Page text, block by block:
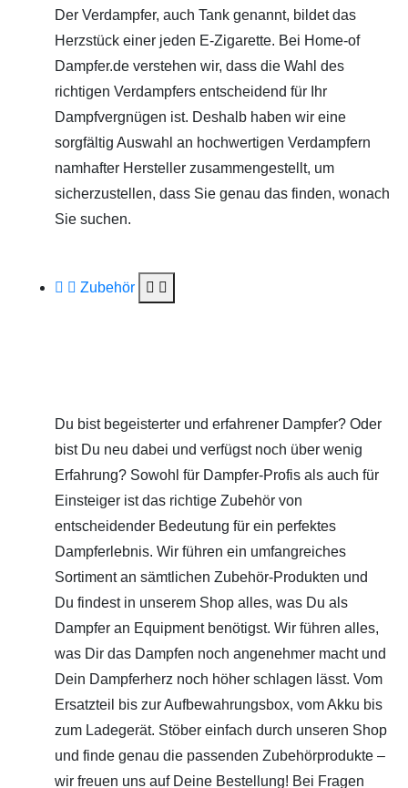
Der Verdampfer, auch Tank genannt, bildet das
Herzstück einer jeden E-Zigarette. Bei Home-of
Dampfer.de verstehen wir, dass die Wahl des
richtigen Verdampfers entscheidend für Ihr
Dampfvergnügen ist. Deshalb haben wir eine
sorgfältig Auswahl an hochwertigen Verdampfern
namhafter Hersteller zusammengestellt, um
sicherzustellen, dass Sie genau das finden, wonach
Sie suchen.
Zubehör
Du bist begeisterter und erfahrener Dampfer? Oder
bist Du neu dabei und verfügst noch über wenig
Erfahrung? Sowohl für Dampfer-Profis als auch für
Einsteiger ist das richtige Zubehör von
entscheidender Bedeutung für ein perfektes
Dampferlebnis. Wir führen ein umfangreiches
Sortiment an sämtlichen Zubehör-Produkten und
Du findest in unserem Shop alles, was Du als
Dampfer an Equipment benötigst. Wir führen alles,
was Dir das Dampfen noch angenehmer macht und
Dein Dampferherz noch höher schlagen lässt. Vom
Ersatzteil bis zur Aufbewahrungsbox, vom Akku bis
zum Ladegerät. Stöber einfach durch unseren Shop
und finde genau die passenden Zubehörprodukte –
wir freuen uns auf Deine Bestellung! Bei Fragen